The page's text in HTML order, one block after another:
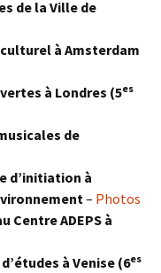
de la Ville de
à Amsterdam
à Londres (5es
de
d’initiation à
– Photos
Centre ADEPS à
à Venise (6es